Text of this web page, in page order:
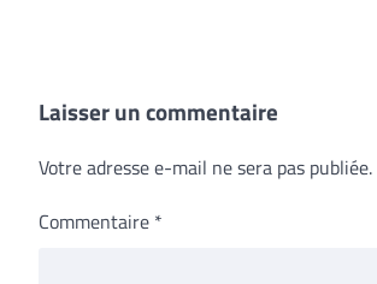
Laisser un commentaire
Votre adresse e-mail ne sera pas publiée.
Commentaire *